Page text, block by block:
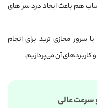
هم باعث ایجاد درد سر های
برای رفع این مشکل شما باید از یک VPS یا سرور مجازی ترید برای انجام
کاربردهای آن می‌پردازیم.
سرعت عالی